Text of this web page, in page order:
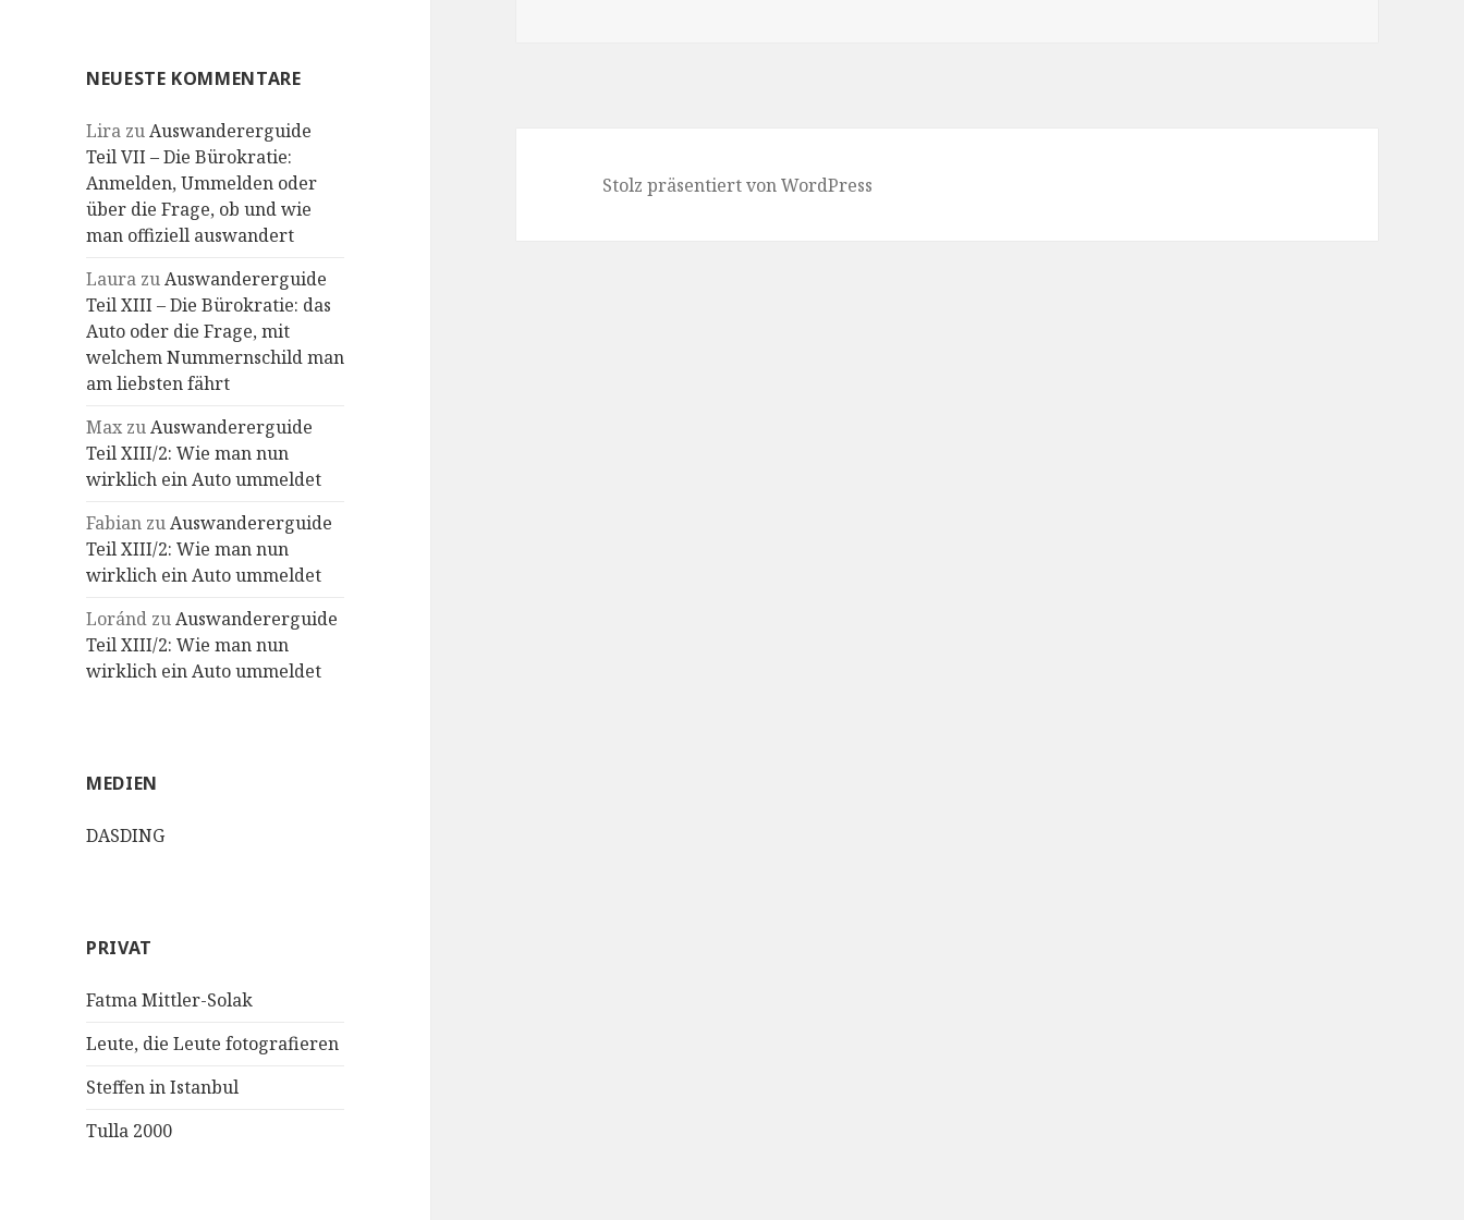
NEUESTE KOMMENTARE
Lira zuAuswandererguide
Teil VII – Die Bürokratie:
Anmelden, Ummelden oder
über die Frage, ob und wie
man offiziell auswandert
Laura zuAuswandererguide
Teil XIII – Die Bürokratie: das
Auto oder die Frage, mit
welchem Nummernschild man
am liebsten fährt
Max zuAuswandererguide
Teil XIII/2: Wie man nun
wirklich ein Auto ummeldet
Fabian zuAuswandererguide
Teil XIII/2: Wie man nun
wirklich ein Auto ummeldet
Loránd zuAuswandererguide
Teil XIII/2: Wie man nun
wirklich ein Auto ummeldet
MEDIEN
DASDING
PRIVAT
Fatma Mittler-Solak
Leute, die Leute fotografieren
Steffen in Istanbul
Tulla 2000
Stolz präsentiert von WordPress